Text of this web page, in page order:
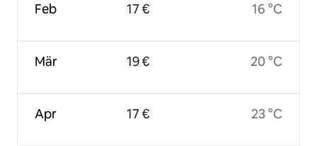
Feb
Mär
Apr
17 €
19 €
17 €
16 °C
20 °C
23 °C